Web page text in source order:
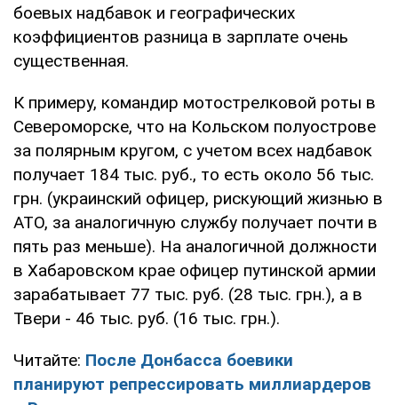
боевых надбавок и географических
коэффициентов разница в зарплате очень
существенная.
К примеру, командир мотострелковой роты в
Североморске, что на Кольском полуострове
за полярным кругом, с учетом всех надбавок
получает 184 тыс. руб., то есть около 56 тыс.
грн. (украинский офицер, рискующий жизнью в
АТО, за аналогичную службу получает почти в
пять раз меньше). На аналогичной должности
в Хабаровском крае офицер путинской армии
зарабатывает 77 тыс. руб. (28 тыс. грн.), а в
Твери - 46 тыс. руб. (16 тыс. грн.).
Читайте: После Донбасса боевики
планируют репрессировать миллиардеров